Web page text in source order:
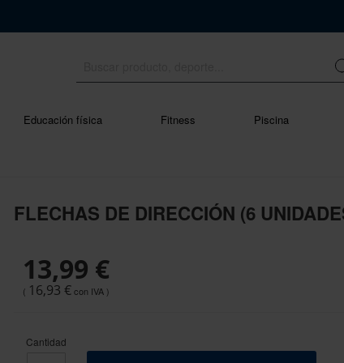
Educación física Fitness Piscina
FLECHAS DE DIRECCIÓN (6
13,99 €
16,93 €
Cantidad